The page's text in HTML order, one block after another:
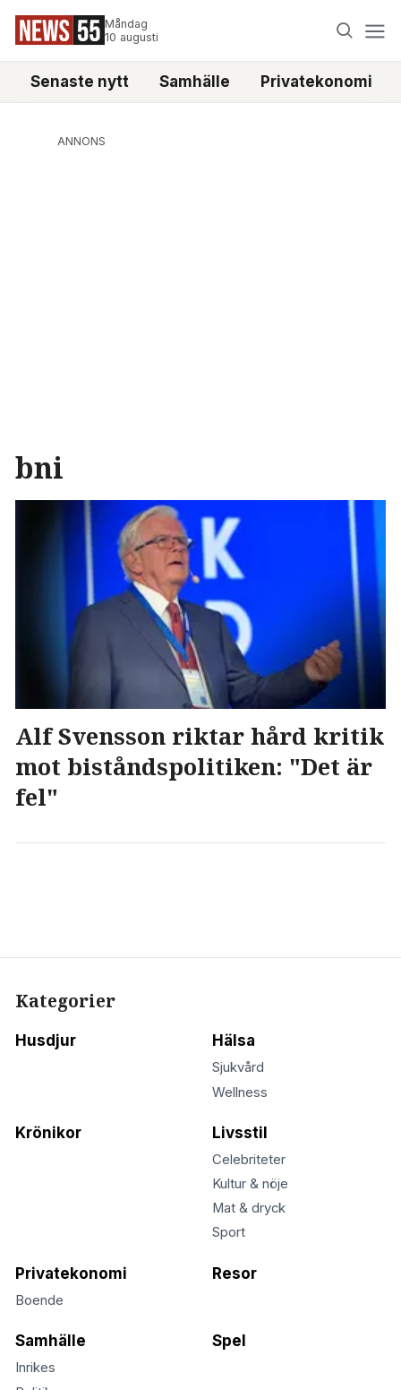
Måndag
10 augusti
Senaste nytt Samhälle Privatekonomi
ANNONS
bni
Alf Svensson riktar hård kritik
mot biståndspolitiken: "Det är
fel"
Kategorier
Husdjur Hälsa
Sjukvård
Wellness
Krönikor Livsstil
Celebriteter
Kultur & nöje
Mat & dryck
Sport
Privatekonomi
Boende
Resor
Samhälle
Inrikes
Spel